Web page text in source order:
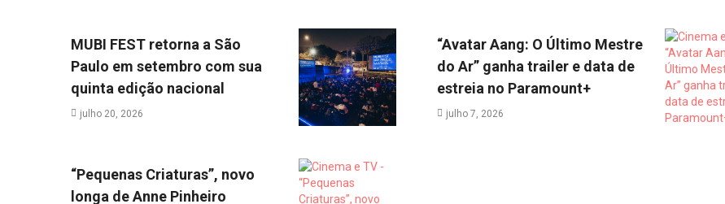
MUBI FEST retorna a São
Paulo em setembro com sua
quinta edição nacional
julho 20, 2026
“Avatar Aang: O Último Mestre
do Ar” ganha trailer e data de
estreia no Paramount+
julho 7, 2026
“Pequenas Criaturas”, novo
longa de Anne Pinheiro